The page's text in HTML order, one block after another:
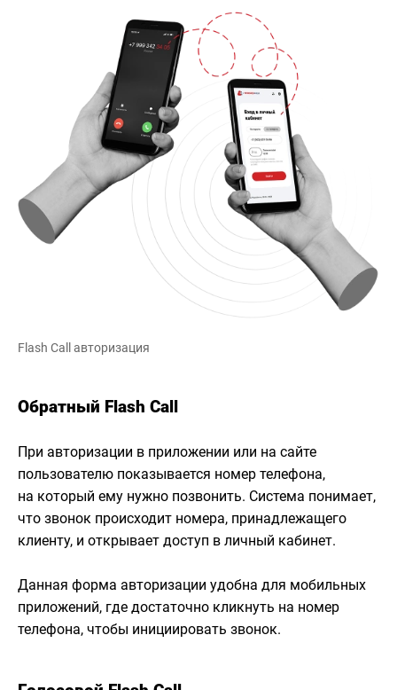
Flash Call авторизация
Обратный Flash Call
При авторизации в приложении или на сайте
пользователю показывается номер телефона,
на который ему нужно позвонить. Система понимает,
что звонок происходит номера, принадлежащего
клиенту, и открывает доступ в личный кабинет.
Данная форма авторизации удобна для мобильных
приложений, где достаточно кликнуть на номер
телефона, чтобы инициировать звонок.